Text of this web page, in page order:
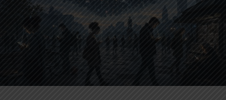
Geniş sanma zorbalığı, kuşatıldı çevren dapdar.
Uçar petrol,uçar nitrat, kara aklını şimdi et ıslah.
Azap ve zulüm karanlıktır, kimse bulamaz felah.